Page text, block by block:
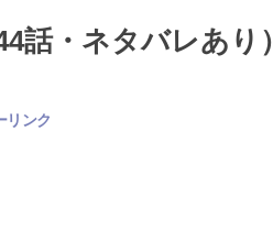
話・ネタバレあり）
リンク